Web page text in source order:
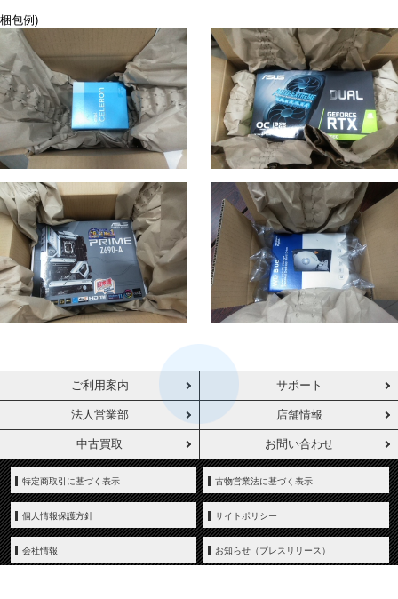
梱包例)
ご利用案内 サポート
法人営業部 店舗情報
中古買取 お問い合わせ
特定商取引に基づく表示 古物営業法に基づく表示
個人情報保護方針 サイトポリシー
会社情報 お知らせ（プレスリリース）